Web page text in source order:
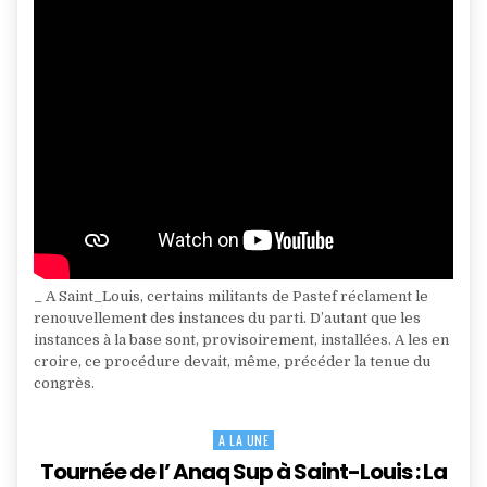
_ A Saint_Louis, certains militants de Pastef réclament le
renouvellement des instances du parti. D’autant que les
instances à la base sont, provisoirement, installées. A les en
croire, ce procédure devait, même, précéder la tenue du
congrès.
Posted
A LA UNE
Tournée de l’ Anaq Sup à Saint-Louis : La